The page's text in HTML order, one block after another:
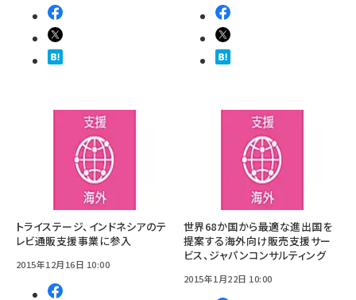
トライステージ、インドネシアのテ
レビ通販支援事業に参入
2015年12月16日 10:00
世界68か国から最適な進出国を
提案する海外向け販売支援サー
ビス、ジャパンコンサルティング
2015年1月22日 10:00